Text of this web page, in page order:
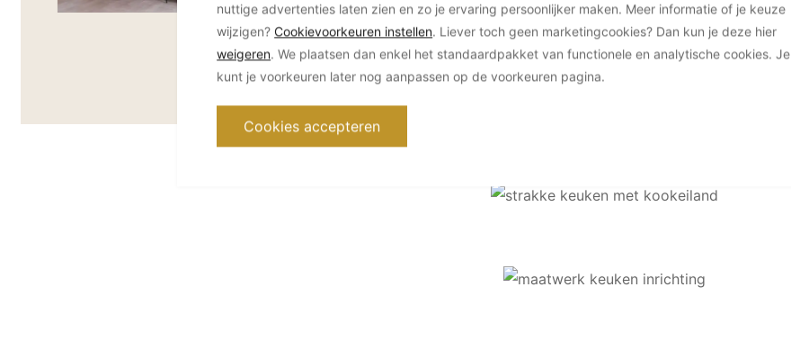
nuttige advertenties laten zien en zo je ervaring persoonlijker maken. Meer informatie of je keuze
wijzigen? Cookievoorkeuren instellen. Liever toch geen marketingcookies? Dan kun je deze hier
weigeren. We plaatsen dan enkel het standaardpakket van functionele en analytische cookies. Je
kunt je voorkeuren later nog aanpassen op de voorkeuren pagina.
Cookies accepteren